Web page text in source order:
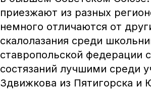
приезжают из разных
немного отличаются от
скалолазания среди
ставропольской федерации
состязаний лучшими среди
Здвижкова из Пятигорска и